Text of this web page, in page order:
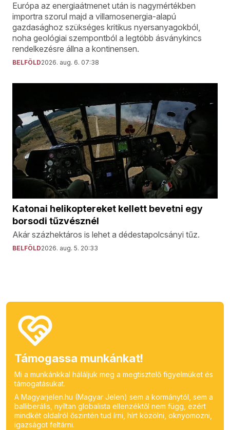
Európa az energiaátmenet után is nagymértékben
importra szorul majd a villamosenergia-alapú
gazdasághoz szükséges kritikus nyersanyagokból,
noha geológiai szempontból a legtöbb ásványkincs
rendelkezésre állna a kontinensen.
BELFÖLD2026. aug. 6. 07:38
Katonai helikoptereket kellett bevetni egy
borsodi tűzvésznél
Akár százhektáros is lehet a dédestapolcsányi tűz.
BELFÖLD2026. aug. 5. 20:33
Támogassa munkánkat!
Mi a munkánkkal háláljuk meg a megtisztelő figyelmüket és
támogatásukat.
A Magyarjelen.hu (Magyar Jelen) sem a kormánytól, sem a
balliberális, nyíltan globalista ellenzéktől nem függ, ezért
mindkét oldalról őszintén tud írni, hírt közölni, oknyomozni,
igazságot feltárni.